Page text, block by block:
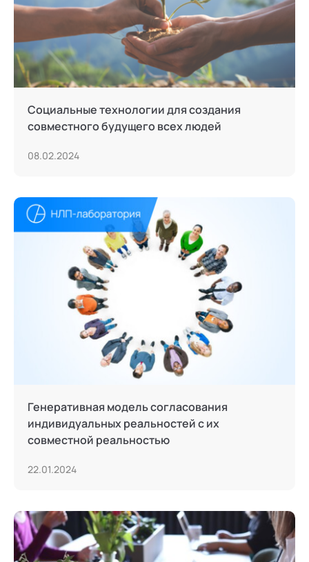
Социальные технологии для создания
совместного будущего всех людей
08.02.2024
Генеративная модель согласования
индивидуальных реальностей с их
совместной реальностью
22.01.2024